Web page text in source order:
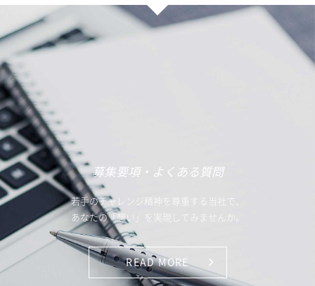
募集要項・よくある質問
若手のチャレンジ精神を尊重する当社で、
あなたの「想い」を実現してみませんか。
READ MORE